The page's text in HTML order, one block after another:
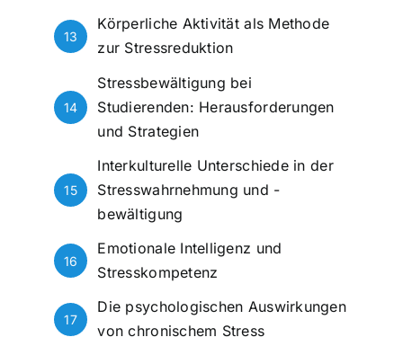
13
Körperliche Aktivität als Methode
zur Stressreduktion
14
Stressbewältigung bei
Studierenden: Herausforderungen
und Strategien
15
Interkulturelle Unterschiede in der
Stresswahrnehmung und -
bewältigung
16
Emotionale Intelligenz und
Stresskompetenz
17
Die psychologischen Auswirkungen
von chronischem Stress